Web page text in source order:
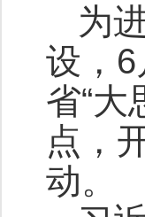
为
设，
省“
点，
动。